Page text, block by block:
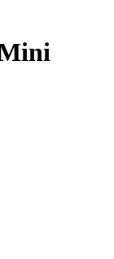
Mini